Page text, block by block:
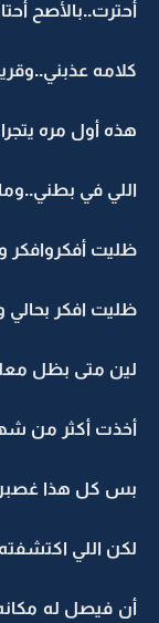
أحترت..بالأصح
كلامه
هذه أول مره
اللي في
ظليت أفكروافكر
ظليت افكر بحالي
لين متى بظل
أخذت أكثر من
بس كل هذا
لكن اللي اكتشفته
أن فيصل له